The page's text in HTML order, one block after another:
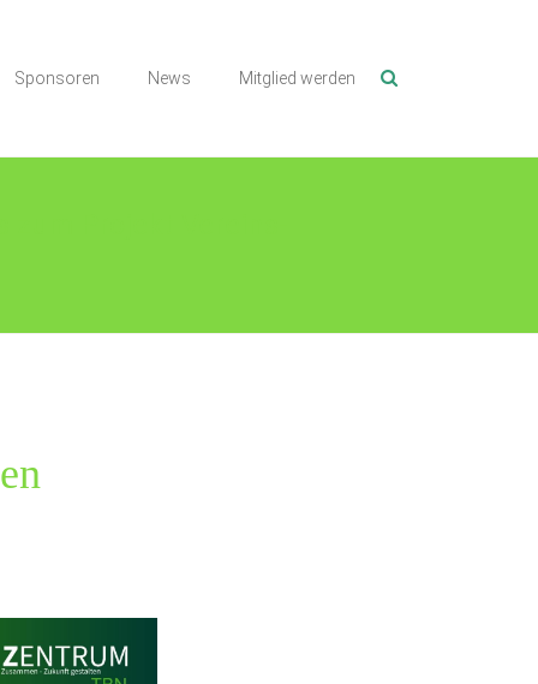
Sponsoren News Mitglied werden